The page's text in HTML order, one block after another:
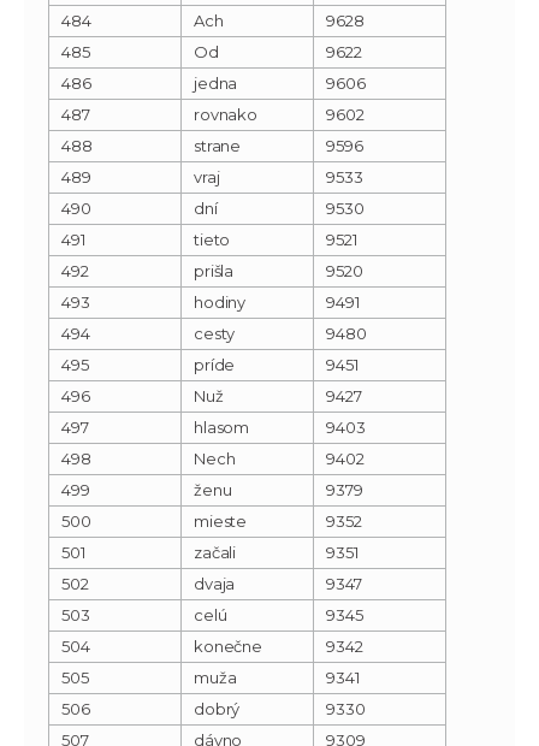
484
Ach
9628
485
Od
9622
486
jedna
9606
487
rovnako
9602
488
strane
9596
489
vraj
9533
490
dní
9530
491
tieto
9521
492
prišla
9520
493
hodiny
9491
494
cesty
9480
495
príde
9451
496
Nuž
9427
497
hlasom
9403
498
Nech
9402
499
ženu
9379
500
mieste
9352
501
začali
9351
502
dvaja
9347
503
celú
9345
504
konečne
9342
505
muža
9341
506
dobrý
9330
507
dávno
9309